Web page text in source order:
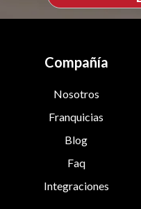
Compañía
Nosotros
Franquicias
Blog
Faq
Integraciones